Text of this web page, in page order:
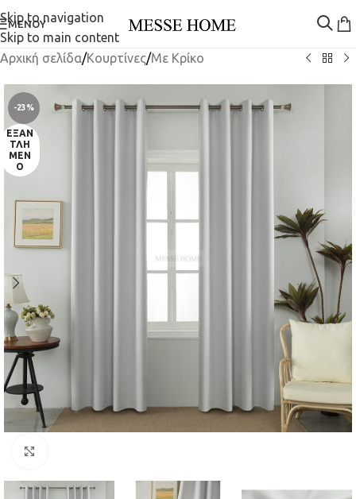
Skip to navigation
Skip to main content
ΜΕΝΟΎ
Αρχική σελίδα/Κουρτίνες/Mε Κρίκο
-23%
ΕΞΑΝ
ΤΛΗ
ΜΈΝ
Ο